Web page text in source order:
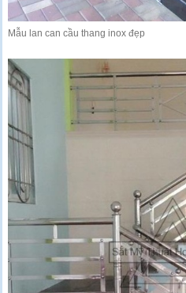
Mẫu lan can cầu thang inox đẹp